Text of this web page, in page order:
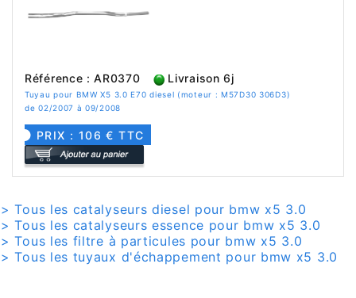
Référence : AR0370 Livraison 6j
Tuyau pour BMW X5 3.0 E70 diesel (moteur : M57D30 306D3)
de 02/2007 à 09/2008
PRIX : 106 € TTC
> Tous les catalyseurs diesel pour bmw x5 3.0
> Tous les catalyseurs essence pour bmw x5 3.0
> Tous les filtre à particules pour bmw x5 3.0
> Tous les tuyaux d'échappement pour bmw x5 3.0